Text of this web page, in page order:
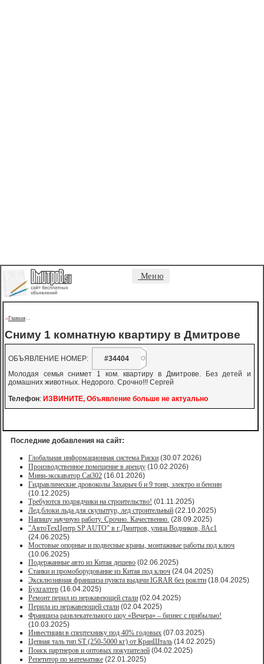
Меню
->Главная - -
Сниму 1 комнатную квартиру в Дмитрове
ОБЪЯВЛЕНИЕ НОМЕР:
#34404
Молодая семья снимет 1 ком. квартиру в Дмитрове. Без детей и
домашних животных. Недорого. Срочно!!! Сергей
Телефон: ИЗВИНИТЕ, Объявление больше не актуально
Последние добавления на сайт:
Глобальная информационная система Риски (30.07.2026)
Производственное помещение в аренду (10.02.2026)
Мини-экскаватор Cat302 (16.01.2026)
Гидравлические дровоколы Захарыч 6 и 9 тонн, электро и бензин
(10.12.2025)
Требуются подрядчики на строительство! (01.11.2025)
Лед,блоки льда для скульптур, лед строительный (22.10.2025)
Напишу научную работу. Срочно. Качественно. (28.09.2025)
"АвтоТехЦентр SP AUTO" в г.Дмитров, улица Водников, 8Ас1
(24.06.2025)
Мостовые опорные и подвесные краны, монтажные работы под ключ
(10.06.2025)
Подержанные авто из Китая дешево (02.06.2025)
Станки и промоборудование из Китая под ключ (24.04.2025)
Эксклюзивная франшиза пункта выдачи IGRAR без роялти (18.04.2025)
Бухгалтер (16.04.2025)
Ремонт перил из нержавеющей стали (02.04.2025)
Перила из нержавеющей стали (02.04.2025)
Франшиза развлекательного шоу «Вечера» – бизнес с прибылью!
(10.03.2025)
Инвестиции в спецтехнику под 40% годовых (07.03.2025)
Цепная таль тип ST (250-5000 кг) от КранШталь (14.02.2025)
Поиск партнеров и оптовых покупателей (04.02.2025)
Репетитор по математике (22.01.2025)